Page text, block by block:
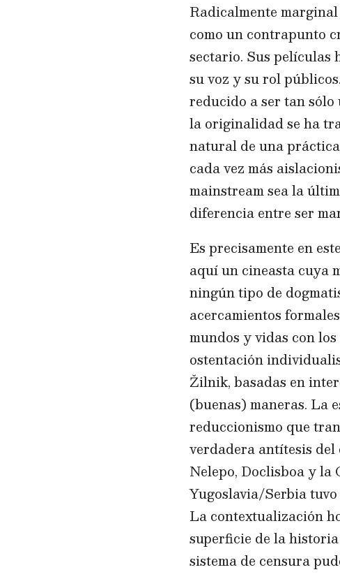
Radicalmente
como un contrapunto
sectario. Sus películas
su voz y su rol
reducido a ser tan
la originalidad se ha
natural de una
cada vez más
mainstream sea la
diferencia entre ser
Es precisamente en
aquí un cineasta cuya
ningún tipo de
acercamientos
mundos y vidas con
ostentación
Žilnik, basadas en
(buenas) maneras. La
reduccionismo que
verdadera antítesis
Nelepo, Doclisboa y la
Yugoslavia/Serbia
La contextualización
superficie de la
sistema de censura